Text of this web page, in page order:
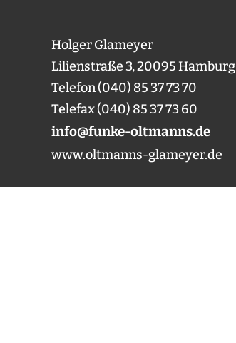
Holger Glameyer
Lilienstraße 3, 20095 Hamburg
Telefon (040) 85 37 73 70
Telefax (040) 85 37 73 60
info@funke-oltmanns.de
www.oltmanns-glameyer.de